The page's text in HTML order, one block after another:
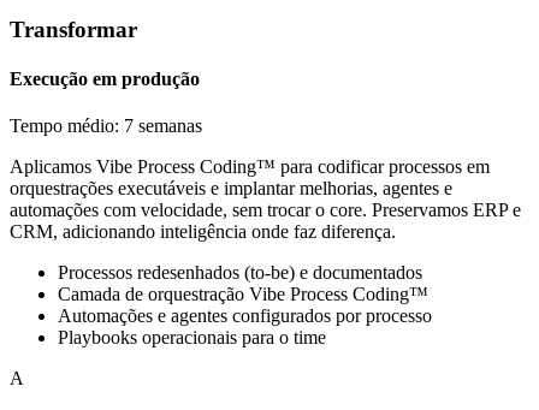
Transformar
Execução em produção
Tempo médio: 7 semanas
Aplicamos Vibe Process Coding™ para codificar processos em
orquestrações executáveis e implantar melhorias, agentes e
automações com velocidade, sem trocar o core. Preservamos ERP e
CRM, adicionando inteligência onde faz diferença.
Processos redesenhados (to-be) e documentados
Camada de orquestração Vibe Process Coding™
Automações e agentes configurados por processo
Playbooks operacionais para o time
A